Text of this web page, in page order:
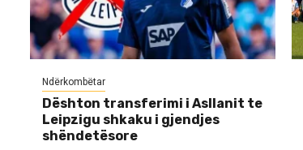
Ndërkombëtar
Dështon transferimi i Asllanit te
Leipzigu shkaku i gjendjes
shëndetësore